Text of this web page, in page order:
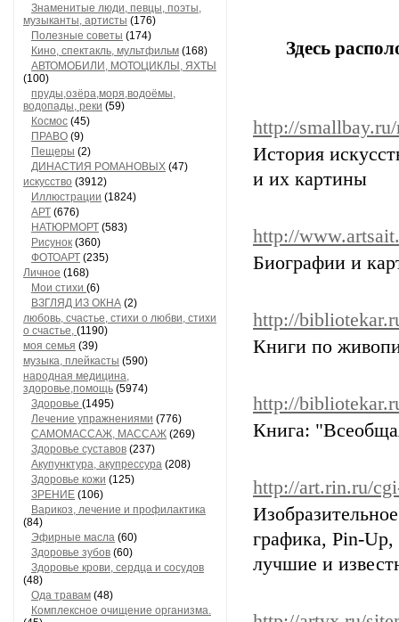
Знаменитые люди, певцы, поэты,
музыканты, артисты (176)
Полезные советы (174)
Кино, спектакль, мультфильм (168)
АВТОМОБИЛИ, МОТОЦИКЛЫ, ЯХТЫ
(100)
пруды,озёра,моря,водоёмы,
водопады, реки (59)
Космос (45)
ПРАВО (9)
Пещеры (2)
ДИНАСТИЯ РОМАНОВЫХ (47)
искусство (3912)
Иллюстрации (1824)
АРТ (676)
НАТЮРМОРТ (583)
Рисунок (360)
ФОТОАРТ (235)
Личное (168)
Мои стихи (6)
ВЗГЛЯД ИЗ ОКНА (2)
любовь, счастье, стихи о любви, стихи
о счастье, (1190)
моя семья (39)
музыка, плейкасты (590)
народная медицина,
здоровье,помощь (5974)
Здоровье (1495)
Лечение упражнениями (776)
САМОМАССАЖ, МАССАЖ (269)
Здоровье суставов (237)
Акупунктура, акупрессура (208)
Здоровье кожи (125)
ЗРЕНИЕ (106)
Варикоз, лечение и профилактика
(84)
Эфирные масла (60)
Здоровье зубов (60)
Здоровье крови, сердца и сосудов
(48)
Ода травам (48)
Комплексное очищение организма.
Здесь
http://
История
и их картины
http://
Биографии и
http://
Книги по
http://
Книга:
http://art.rin.ru/
графика, Pin-Up,
лучшие и